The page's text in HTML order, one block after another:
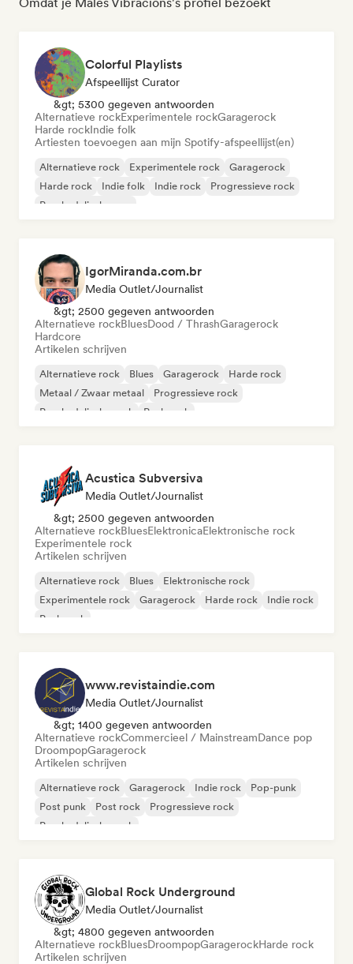
Colorful Playlists
Afspeellijst Curator
&gt; 5300 gegeven antwoorden
Alternatieve rockExperimentele rockGaragerock
Harde rockIndie folk
Artiesten toevoegen aan mijn Spotify-afspeellijst(en)
Alternatieve rock Experimentele rock
Garagerock
Harde rock
Indie folk Indie rock
Progressieve rock
Psychedelische pop
IgorMiranda.com.br
Media Outlet/Journalist
&gt; 2500 gegeven antwoorden
Alternatieve rockBluesDood / ThrashGaragerock
Hardcore
Artikelen schrijven
Alternatieve rock Blues Garagerock
Harde rock
Metaal / Zwaar metaal
Progressieve rock
Psychedelische rock
Punk rock
Acustica Subversiva
Media Outlet/Journalist
&gt; 2500 gegeven antwoorden
Alternatieve rockBluesElektronicaElektronische rock
Experimentele rock
Artikelen schrijven
Alternatieve rock Blues
Elektronische rock
Experimentele rock
Garagerock Harde rock
Indie rock
Punk rock
www.revistaindie.com
Media Outlet/Journalist
&gt; 1400 gegeven antwoorden
Alternatieve rockCommercieel / MainstreamDance pop
DroompopGaragerock
Artikelen schrijven
Alternatieve rock Garagerock Indie rock
Pop-punk
Post punk
Post rock
Progressieve rock
Psychedelische rock
Global Rock Underground
Media Outlet/Journalist
&gt; 4800 gegeven antwoorden
Alternatieve rockBluesDroompopGaragerockHarde rock
Artikelen schrijven